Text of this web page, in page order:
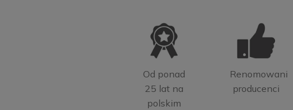
Od ponad
25 lat na
polskim
Renomowani
producenci